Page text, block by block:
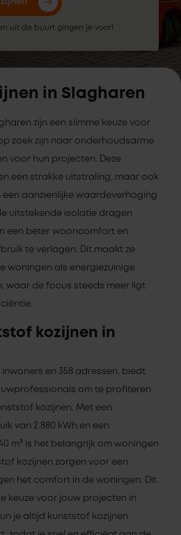
uit de buurt gingen je voor!
in Slagharen
zijn een slimme keuze voor
zoek zijn naar onderhoudsarme
voor hun projecten. Deze
een strakke uitstraling, maar ook
een aanzienlijke waardeverhoging
uitstekende isolatie dragen
een beter wooncomfort en
te verlagen. Dit maakt ze
woningen als energiezuinige
waar de focus steeds meer ligt
kozijnen in
inwoners en 358 adressen, biedt
om te profiteren
kozijnen. Met een
van 2.880 kWh en een
m³ is het belangrijk om woningen
kozijnen zorgen voor een
het comfort in de woningen. Dit
keuze voor jouw projecten in
je altijd kunststof kozijnen